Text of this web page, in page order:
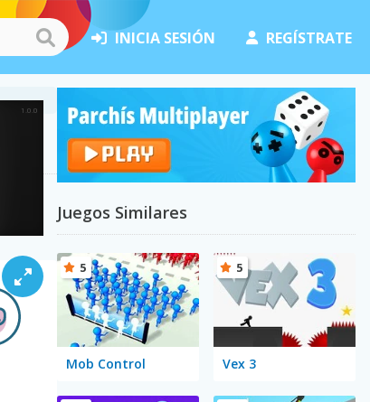
INICIA SESIÓN REGÍSTRATE
Juegos Similares
Mob Control
5
Vex 3
5